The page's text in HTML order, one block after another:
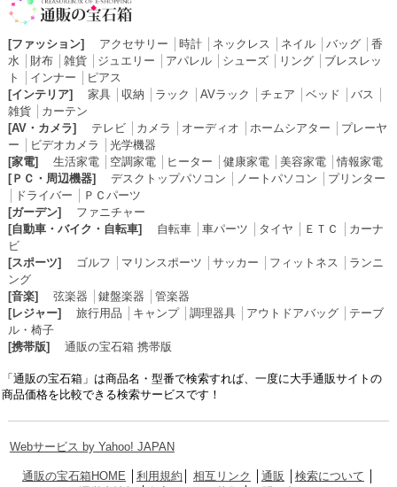
[ファッション] アクセサリー 時計│ ネックレス ネイル│ バッグ│ 香
水
財布│ 雑貨│ ジュエリー アパレル│ シューズ│ リング│ ブレスレッ
ト
インナー
ピアス
[インテリア]
家具│ 収納 ラック AVラック チェア ベッド バス
雑貨│ カーテン
[AV・カメラ]
テレビ│ カメラ オーディオ ホームシアター
プレーヤ
ー
ビデオカメラ
光学機器
[家電]
生活家電│ 空調家電│ ヒーター 健康家電│ 美容家電│情報家電
[ＰＣ・周辺機器]
デスクトップパソコン ノートパソコン
プリンター
ドライバー
ＰＣパーツ
[ガーデン]
ファニチャー
[自動車・バイク・自転車]
自転車│ 車パーツ タイヤ ＥＴＣ
カーナ
ビ
[スポーツ]
ゴルフ マリンスポーツ サッカー フィットネス
ランニ
ング
[音楽]
弦楽器 鍵盤楽器
管楽器
[レジャー]
旅行用品 キャンプ│ 調理器具│ アウトドアバッグ│ テーブ
ル・椅子
[携帯版]
通販の宝石箱 携帯版
「通販の宝石箱」は商品名・型番で検索すれば、一度に大手通販サイトの
商品価格を比較できる検索サービスです！
Webサービス by Yahoo! JAPAN
通販の宝石箱HOME 利用規約 相互リンク 通販 検索について